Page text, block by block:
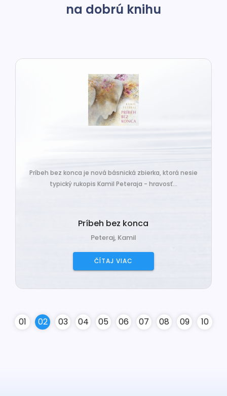
na dobrú knihu
Príbeh bez konca je nová básnická zbierka, ktorá nesie
typický rukopis Kamil Peteraja - hravosť...
Príbeh bez konca
Peteraj, Kamil
ČÍTAJ VIAC
01 02 03 04 05 06 07 08 09 10